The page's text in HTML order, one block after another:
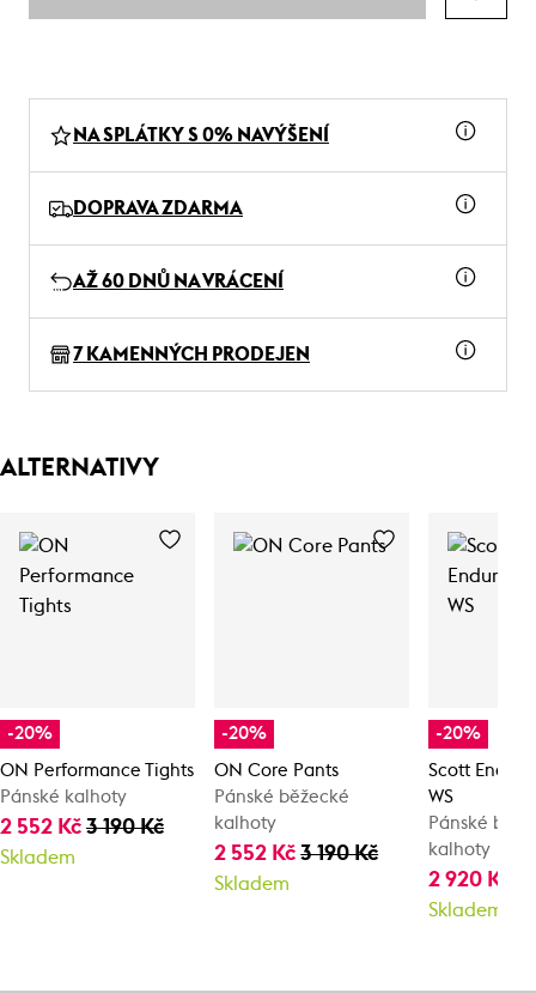
NA SPLÁTKY S 0% NAVÝŠENÍ
DOPRAVA ZDARMA
AŽ 60 DNŮ NA VRÁCENÍ
7 KAMENNÝCH PRODEJEN
ALTERNATIVY
-20%
ON Performance Tights
Pánské kalhoty
2 552 Kč 3 190 Kč
Skladem
-20%
ON Core Pants
Pánské běžecké
kalhoty
2 552 Kč3 190 Kč
Skladem
-20%
Scott
WS
Pánské
kalhoty
2 920 Kč
Skladem